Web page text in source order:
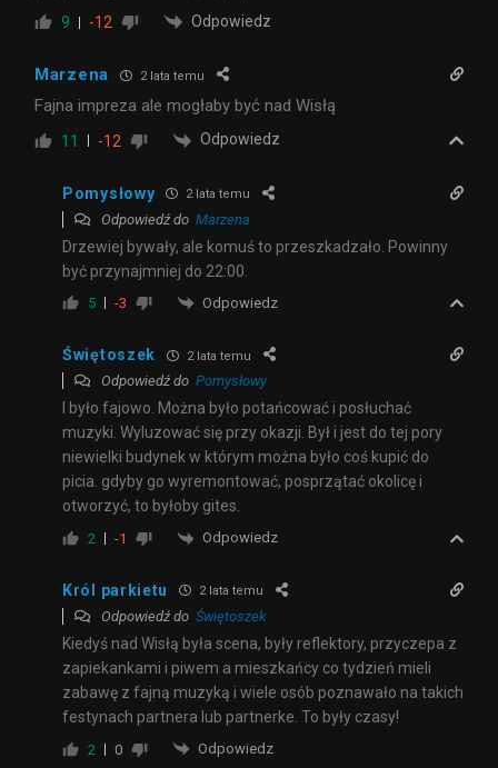
9 -12 Odpowiedz
Marzena 2 lata temu
Fajna impreza ale mogłaby być nad Wisłą
11 -12 Odpowiedz
Pomysłowy 2 lata temu
Odpowiedź do Marzena
Drzewiej bywały, ale komuś to przeszkadzało. Powinny
być przynajmniej do 22:00.
5 -3 Odpowiedz
Świętoszek 2 lata temu
Odpowiedź do Pomysłowy
I było fajowo. Można było potańcować i posłuchać
muzyki. Wyluzować się przy okazji. Był i jest do tej pory
niewielki budynek w którym można było coś kupić do
picia. gdyby go wyremontować, posprzątać okolicę i
otworzyć, to byłoby gites.
2 -1 Odpowiedz
Król parkietu 2 lata temu
Odpowiedź do Świętoszek
Kiedyś nad Wisłą była scena, były reflektory, przyczepa z
zapiekankami i piwem a mieszkańcy co tydzień mieli
zabawę z fajną muzyką i wiele osób poznawało na takich
festynach partnera lub partnerke. To były czasy!
2 0 Odpowiedz